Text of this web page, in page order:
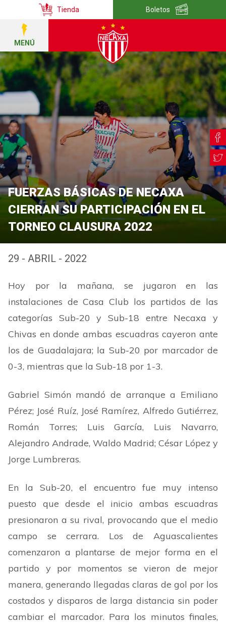
Tienda Boletos
MENÚ
FUERZAS BÁSICAS DE NECAXA
CIERRAN SU PARTICIPACIÓN EN EL
TORNEO CLAUSURA 2022
29 - ABRIL - 2022
Hoy por la mañana, se jugaron en las
instalaciones de Casa Club los partidos de las
categorías Sub-20 y Sub-18 entre Necaxa y
Chivas en donde ambas escuadras cayeron ante
los de Guadalajara; la Sub-20 por marcador de
0-3, mientras que la Sub-18 por 1-3.
Gabriel Simón mandó de arranque a Emiliano
Pérez; José Ruíz, José Ramírez, Alfredo Gutiérrez,
Román Torres; Luis García, Luis Navarro,
Alejandro Andrade, Waldo Madrid; César López y
Jorge Lumbreras.
En la Sub-20, el encuentro fue muy intenso
puesto que desde el inicio ambas escuadras
presionaron a su rival, provocando que el medio
campo se cerrara. Los de Aguascalientes
comenzaron a plantarse de mejor forma en el
partido y por momentos se vieron de mejor
manera, generando llegadas claras de gol por los
costados y disparos de larga distancia sin poder
cambiar el marcador. Para los minutos finales,